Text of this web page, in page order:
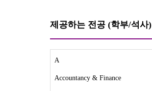
제공하는 전공 (학부/석사)
A
Accountancy & Finance